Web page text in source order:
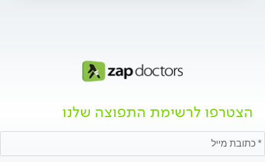
הצטרפו לרשימת התפוצה שלנו